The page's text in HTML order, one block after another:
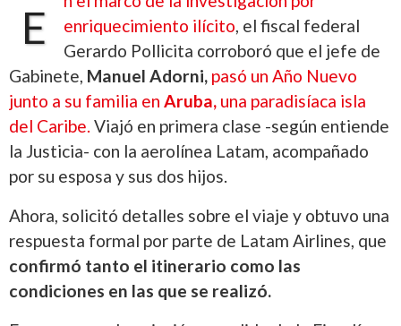
E
enriquecimiento ilícito, el fiscal federal
Gerardo Pollicita corroboró que el jefe de
Gabinete, Manuel Adorni, pasó un Año Nuevo
junto a su familia en Aruba, una paradisíaca isla
del Caribe.Viajó en primera clase -según entiende
la Justicia- con la aerolínea Latam, acompañado
por su esposa y sus dos hijos.
Ahora, solicitó detalles sobre el viaje y obtuvo una
respuesta formal por parte de Latam Airlines, que
confirmó tanto el itinerario como las
condiciones en las que se realizó.